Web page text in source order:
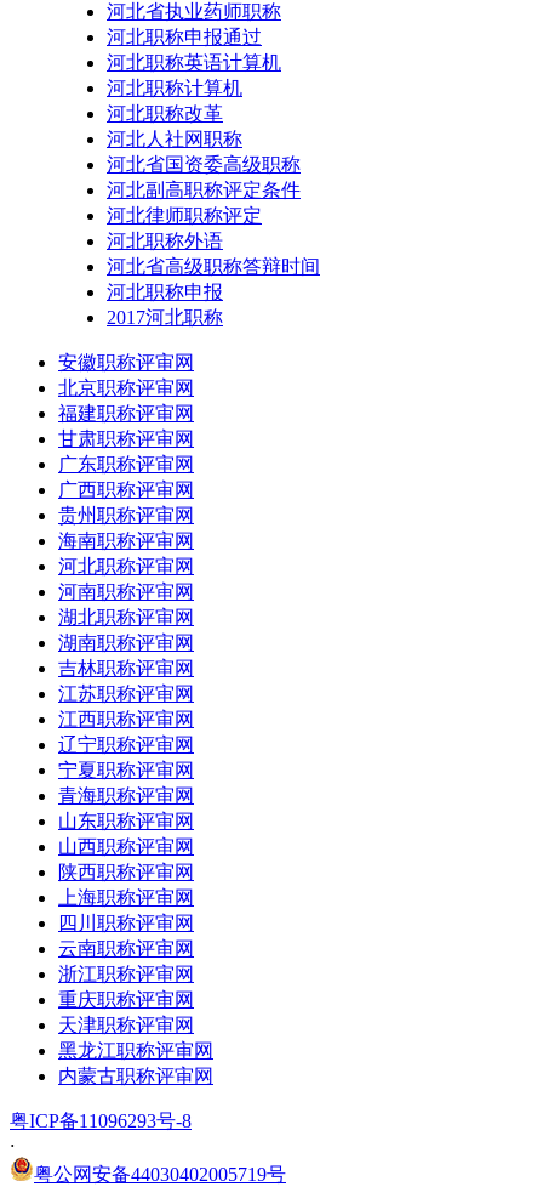
河北省执业药师职称
河北职称申报通过
河北职称英语计算机
河北职称计算机
河北职称改革
河北人社网职称
河北省国资委高级职称
河北副高职称评定条件
河北律师职称评定
河北职称外语
河北省高级职称答辩时间
河北职称申报
2017河北职称
安徽职称评审网
北京职称评审网
福建职称评审网
甘肃职称评审网
广东职称评审网
广西职称评审网
贵州职称评审网
海南职称评审网
河北职称评审网
河南职称评审网
湖北职称评审网
湖南职称评审网
吉林职称评审网
江苏职称评审网
江西职称评审网
辽宁职称评审网
宁夏职称评审网
青海职称评审网
山东职称评审网
山西职称评审网
陕西职称评审网
上海职称评审网
四川职称评审网
云南职称评审网
浙江职称评审网
重庆职称评审网
天津职称评审网
黑龙江职称评审网
内蒙古职称评审网
粤ICP备11096293号-8
·
粤公网安备44030402005719号